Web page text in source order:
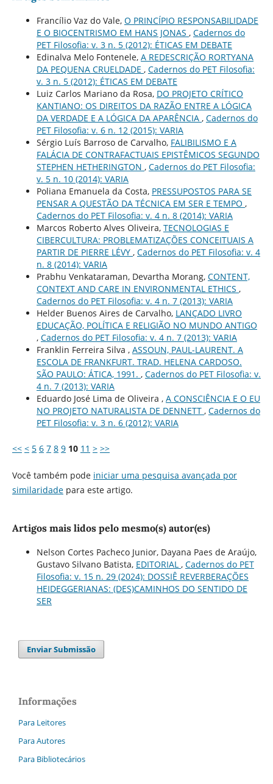
Francílio Vaz do Vale, O PRINCÍPIO RESPONSABILIDADE
E O BIOCENTRISMO EM HANS JONAS , Cadernos do
PET Filosofia: v. 3 n. 5 (2012): ÉTICAS EM DEBATE
Edinalva Melo Fontenele, A REDESCRIÇÃO RORTYANA
DA PEQUENA CRUELDADE , Cadernos do PET Filosofia:
v. 3 n. 5 (2012): ÉTICAS EM DEBATE
Luiz Carlos Mariano da Rosa, DO PROJETO CRÍTICO
KANTIANO: OS DIREITOS DA RAZÃO ENTRE A LÓGICA
DA VERDADE E A LÓGICA DA APARÊNCIA , Cadernos do
PET Filosofia: v. 6 n. 12 (2015): VARIA
Sérgio Luís Barroso de Carvalho, FALIBILISMO E A
FALÁCIA DE CONTRAFACTUAIS EPISTÊMICOS SEGUNDO
STEPHEN HETHERINGTON , Cadernos do PET Filosofia:
v. 5 n. 10 (2014): VARIA
Poliana Emanuela da Costa, PRESSUPOSTOS PARA SE
PENSAR A QUESTÃO DA TÉCNICA EM SER E TEMPO ,
Cadernos do PET Filosofia: v. 4 n. 8 (2014): VARIA
Marcos Roberto Alves Oliveira, TECNOLOGIAS E
CIBERCULTURA: PROBLEMATIZAÇÕES CONCEITUAIS A
PARTIR DE PIERRE LÉVY , Cadernos do PET Filosofia: v. 4
n. 8 (2014): VARIA
Prabhu Venkataraman, Devartha Morang, CONTENT,
CONTEXT AND CARE IN ENVIRONMENTAL ETHICS ,
Cadernos do PET Filosofia: v. 4 n. 7 (2013): VARIA
Helder Buenos Aires de Carvalho, LANÇADO LIVRO
EDUCAÇÃO, POLÍTICA E RELIGIÃO NO MUNDO ANTIGO
, Cadernos do PET Filosofia: v. 4 n. 7 (2013): VARIA
Franklin Ferreira Silva , ASSOUN, PAUL-LAURENT. A
ESCOLA DE FRANKFURT. TRAD. HELENA CARDOSO.
SÃO PAULO: ÁTICA, 1991. , Cadernos do PET Filosofia: v.
4 n. 7 (2013): VARIA
Eduardo José Lima de Oliveira , A CONSCIÊNCIA E O EU
NO PROJETO NATURALISTA DE DENNETT , Cadernos do
PET Filosofia: v. 3 n. 6 (2012): VARIA
<< < 5 6 7 8 9 10 11 > >>
Você também pode iniciar uma pesquisa avançada por
similaridadepara este artigo.
Artigos mais lidos pelo mesmo(s) autor(es)
Nelson Cortes Pacheco Junior, Dayana Paes de Araújo,
Gustavo Silvano Batista, EDITORIAL , Cadernos do PET
Filosofia: v. 15 n. 29 (2024): DOSSIÊ REVERBERAÇÕES
HEIDEGGERIANAS: (DES)CAMINHOS DO SENTIDO DE
SER
Enviar Submissão
Informações
Para Leitores
Para Autores
Para Bibliotecários